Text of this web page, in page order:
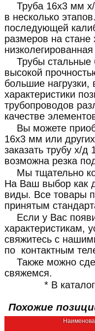
Труба 16x3 мм
в несколько
последующей
размеров на стане
Трубы
высокой
большие
характеристики
трубопроводов
качестве
Вы можете
16x3 мм или
заказать трубу х/
возможна резка
Мы тщательно
На Ваш выбор как
виды. Все товары
принятым
Если у Вас
характеристикам,
свяжитесь с
по контактным
Также можно
свяжемся.
* В
Похожие